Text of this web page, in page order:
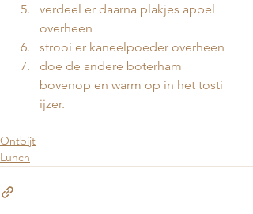
verdeel er daarna plakjes appel
overheen
strooi er kaneelpoeder overheen
doe de andere boterham
bovenop en warm op in het tosti
ijzer.
Ontbijt
Lunch